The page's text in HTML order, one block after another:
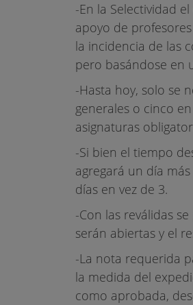
-En la Selectividad
apoyo de
la incidencia de las
pero basándose en
-Hasta hoy, solo se
generales o cinco
asignaturas
-Si bien el tiempo
agregará un día
días en vez de 3.
-Con las reválidas
serán abiertas y el
-La nota requerida
la medida del
como aprobada,